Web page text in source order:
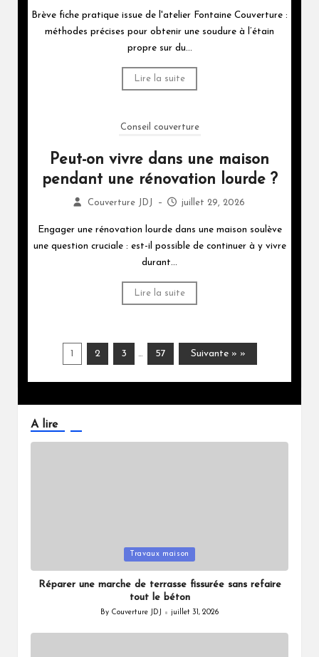
Brève fiche pratique issue de l'atelier Fontaine Couverture :
méthodes précises pour obtenir une soudure à l’étain
propre sur du...
Lire la suite
Conseil couverture
Peut-on vivre dans une maison
pendant une rénovation lourde ?
Couverture JDJ – juillet 29, 2026
Engager une rénovation lourde dans une maison soulève
une question cruciale : est-il possible de continuer à y vivre
durant...
Lire la suite
1 2 3 … 57 Suivante » »
A lire
in
Travaux maison
Réparer une marche de terrasse fissurée sans refaire
tout le béton
Posted
By Couverture JDJ juillet 31, 2026